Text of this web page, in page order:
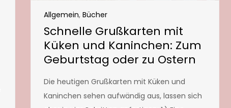
Allgemein, Bücher
Schnelle Grußkarten mit
Küken und Kaninchen: Zum
Geburtstag oder zu Ostern
Die heutigen Grußkarten mit Küken und
Kaninchen sehen aufwändig aus, lassen sich